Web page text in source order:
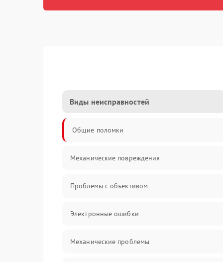
Виды неисправностей
Общие поломки
Механические повреждения
Проблемы с объективом
Электронные ошибки
Механические проблемы